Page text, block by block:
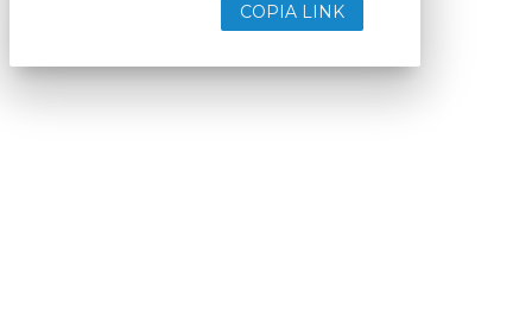
COPIA LINK